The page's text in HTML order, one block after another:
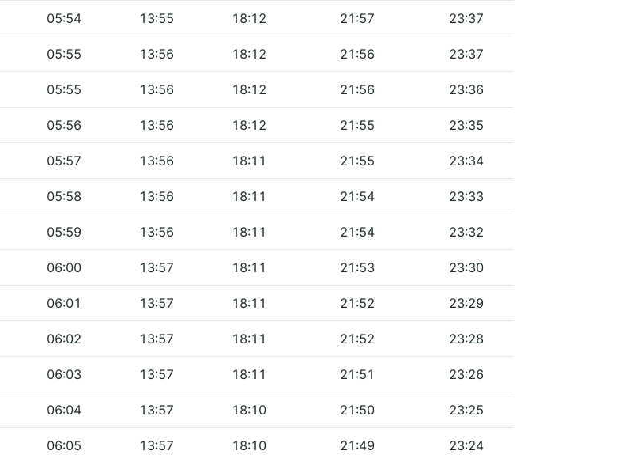
05:54 13:55 18:12 21:57 23:37
05:55 13:56 18:12 21:56 23:37
05:55 13:56 18:12 21:56 23:36
05:56 13:56 18:12 21:55 23:35
05:57 13:56 18:11 21:55 23:34
05:58 13:56 18:11 21:54 23:33
05:59 13:56 18:11 21:54 23:32
06:00 13:57 18:11 21:53 23:30
06:01 13:57 18:11 21:52 23:29
06:02 13:57 18:11 21:52 23:28
06:03 13:57 18:11 21:51 23:26
06:04 13:57 18:10 21:50 23:25
06:05 13:57 18:10 21:49 23:24